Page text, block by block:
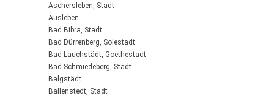
Aschersleben, Stadt
Ausleben
Bad Bibra, Stadt
Bad Dürrenberg, Solestadt
Bad Lauchstädt, Goethestadt
Bad Schmiedeberg, Stadt
Balgstädt
Ballenstedt, Stadt